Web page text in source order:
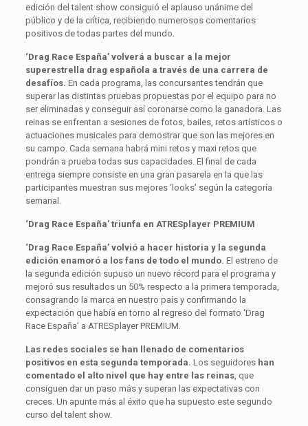
edición del talent show consiguió el aplauso unánime del
público y de la crítica, recibiendo numerosos comentarios
positivos de todas partes del mundo.
‘Drag Race España’ volverá a buscar a la mejor
superestrella drag española a través de una carrera de
desafíos. En cada programa, las concursantes tendrán que
superar las distintas pruebas propuestas por el equipo para no
ser eliminadas y conseguir así coronarse como la ganadora. Las
reinas se enfrentan a sesiones de fotos, bailes, retos artísticos o
actuaciones musicales para demostrar que son las mejores en
su campo. Cada semana habrá mini retos y maxi retos que
pondrán a prueba todas sus capacidades. El final de cada
entrega siempre consiste en una gran pasarela en la que las
participantes muestran sus mejores ‘looks’ según la categoría
semanal.
‘Drag Race España’ triunfa en ATRESplayer PREMIUM
‘Drag Race España’ volvió a hacer historia y la segunda
edición enamoró a los fans de todo el mundo. El estreno de
la segunda edición supuso un nuevo récord para el programa y
mejoró sus resultados un 50% respecto a la primera temporada,
consagrando la marca en nuestro país y confirmando la
expectación que había en torno al regreso del formato ‘Drag
Race España’ a ATRESplayer PREMIUM.
Las redes sociales se han llenado de comentarios
positivos en esta segunda temporada. Los seguidores han
comentado el alto nivel que hay entre las reinas, que
consiguen dar un paso más y superan las expectativas con
creces. Un apunte más al éxito que ha supuesto este segundo
curso del talent show.